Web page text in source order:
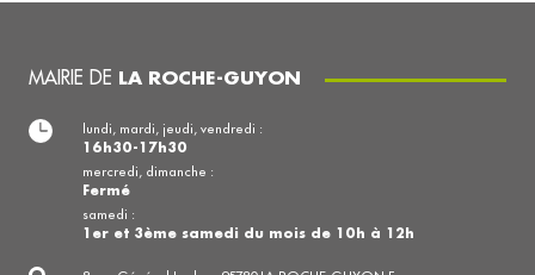
MAIRIE DE LA ROCHE-GUYON
lundi, mardi, jeudi, vendredi :
16h30-17h30
mercredi, dimanche :
Fermé
samedi :
1er et 3ème samedi du mois de 10h à 12h